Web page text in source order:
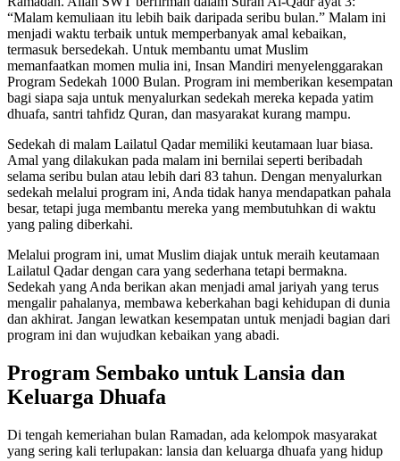
“Malam kemuliaan itu lebih baik daripada seribu bulan.” Malam ini
menjadi waktu terbaik untuk memperbanyak amal kebaikan,
termasuk bersedekah. Untuk membantu umat Muslim
memanfaatkan momen mulia ini, Insan Mandiri menyelenggarakan
Program Sedekah 1000 Bulan. Program ini memberikan kesempatan
bagi siapa saja untuk menyalurkan sedekah mereka kepada yatim
dhuafa, santri tahfidz Quran, dan masyarakat kurang mampu.
Sedekah di malam Lailatul Qadar memiliki keutamaan luar biasa.
Amal yang dilakukan pada malam ini bernilai seperti beribadah
selama seribu bulan atau lebih dari 83 tahun. Dengan menyalurkan
sedekah melalui program ini, Anda tidak hanya mendapatkan pahala
besar, tetapi juga membantu mereka yang membutuhkan di waktu
yang paling diberkahi.
Melalui program ini, umat Muslim diajak untuk meraih keutamaan
Lailatul Qadar dengan cara yang sederhana tetapi bermakna.
Sedekah yang Anda berikan akan menjadi amal jariyah yang terus
mengalir pahalanya, membawa keberkahan bagi kehidupan di dunia
dan akhirat. Jangan lewatkan kesempatan untuk menjadi bagian dari
program ini dan wujudkan kebaikan yang abadi.
Program Sembako untuk Lansia dan
Keluarga Dhuafa
Di tengah kemeriahan bulan Ramadan, ada kelompok masyarakat
yang sering kali terlupakan: lansia dan keluarga dhuafa yang hidup